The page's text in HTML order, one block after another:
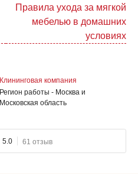
Правила ухода за мягкой
мебелью в домашних
условиях
Клининговая компания
Регион работы - Москва и
Московская область
5.0 61 отзыв